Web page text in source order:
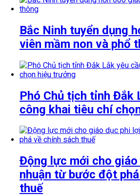
Bắc Ninh tuyển dụng
viên mầm non và phổ
Phó Chủ tịch tỉnh Đắk
công khai tiêu chí
Động lực mới cho giáo
nhuận từ bước đột
thuế